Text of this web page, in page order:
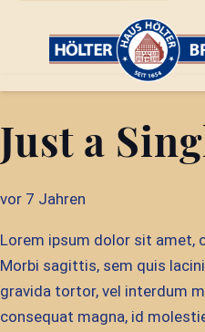
Just a
vor 7 Jahren
Lorem ipsum dolor sit amet,
Morbi sagittis, sem quis
gravida tortor, vel interdum
consequat magna, id